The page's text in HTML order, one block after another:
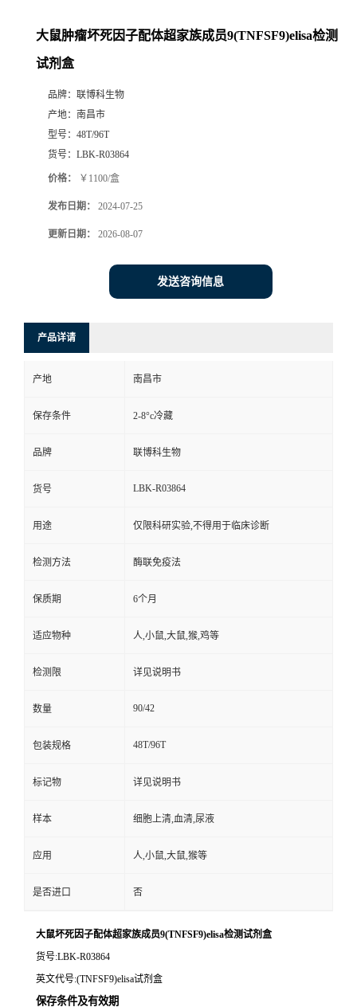
大鼠肿瘤坏死因子配体超家族成员9(TNFSF9)elisa检测
试剂盒
品牌： 联博科生物
产地： 南昌市
型号： 48T/96T
货号： LBK-R03864
价格： ￥1100/盒
发布日期： 2024-07-25
更新日期： 2026-08-07
发送咨询信息
产品详请
产地 南昌市
保存条件 2-8°c冷藏
品牌 联博科生物
货号 LBK-R03864
用途 仅限科研实验,不得用于临床诊断
检测方法 酶联免疫法
保质期 6个月
适应物种 人,小鼠,大鼠,猴,鸡等
检测限 详见说明书
数量 90/42
包装规格 48T/96T
标记物 详见说明书
样本 细胞上清,血清,尿液
应用 人,小鼠,大鼠,猴等
是否进口 否
大鼠坏死因子配体超家族成员9(TNFSF9)elisa检测试剂盒
货号:LBK-R03864
英文代号:(TNFSF9)elisa试剂盒
保存条件及有效期